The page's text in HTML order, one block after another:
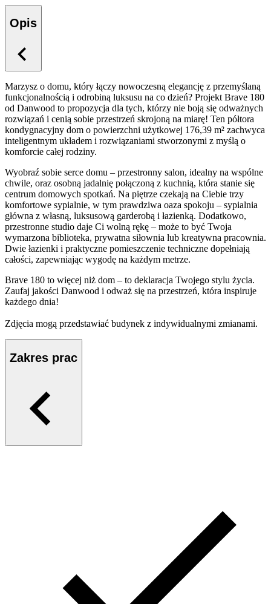
Opis
Marzysz o domu, który łączy nowoczesną elegancję z przemyślaną
funkcjonalnością i odrobiną luksusu na co dzień? Projekt Brave 180
od Danwood to propozycja dla tych, którzy nie boją się odważnych
rozwiązań i cenią sobie przestrzeń skrojoną na miarę! Ten półtora
kondygnacyjny dom o powierzchni użytkowej 176,39 m² zachwyca
inteligentnym układem i rozwiązaniami stworzonymi z myślą o
komforcie całej rodziny.
Wyobraź sobie serce domu – przestronny salon, idealny na wspólne
chwile, oraz osobną jadalnię połączoną z kuchnią, która stanie się
centrum domowych spotkań. Na piętrze czekają na Ciebie trzy
komfortowe sypialnie, w tym prawdziwa oaza spokoju – sypialnia
główna z własną, luksusową garderobą i łazienką. Dodatkowo,
przestronne studio daje Ci wolną rękę – może to być Twoja
wymarzona biblioteka, prywatna siłownia lub kreatywna pracownia.
Dwie łazienki i praktyczne pomieszczenie techniczne dopełniają
całości, zapewniając wygodę na każdym metrze.
Brave 180 to więcej niż dom – to deklaracja Twojego stylu życia.
Zaufaj jakości Danwood i odważ się na przestrzeń, która inspiruje
każdego dnia!
Zdjęcia mogą przedstawiać budynek z indywidualnymi zmianami.
Zakres prac